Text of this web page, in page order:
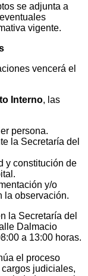
se adjunta a
vigente.
vencerá el
Interno, las
persona.
la Secretaría del
y constitución de
y/o
la observación.
la Secretaría del
Dalmacio
a 13:00 horas.
el proceso
judiciales,